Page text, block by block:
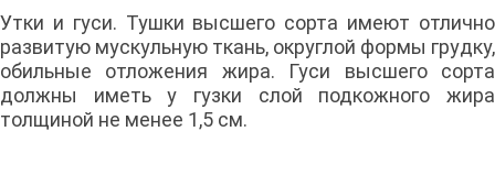
Утки и гуси. Тушки высшего сорта имеют отлично
развитую мускульную ткань, округлой формы грудку,
обильные отложения жира. Гуси высшего сорта
должны иметь у гузки слой подкожного жира
толщиной не менее 1,5 см.